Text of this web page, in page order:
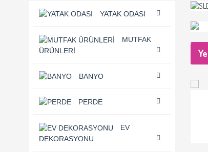
YATAK ODASI
MUTFAK
ÜRÜNLERI
BANYO
PERDE
EV
DEKORASYONU